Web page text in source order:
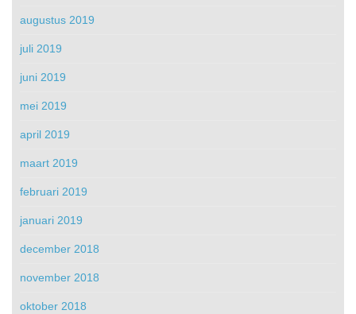
augustus 2019
juli 2019
juni 2019
mei 2019
april 2019
maart 2019
februari 2019
januari 2019
december 2018
november 2018
oktober 2018